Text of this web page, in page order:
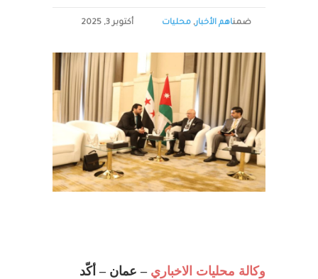
ضمناهم الأخبار, محليات أكتوبر 3, 2025
وكالة محليات الاخباري – عمان – أكّد